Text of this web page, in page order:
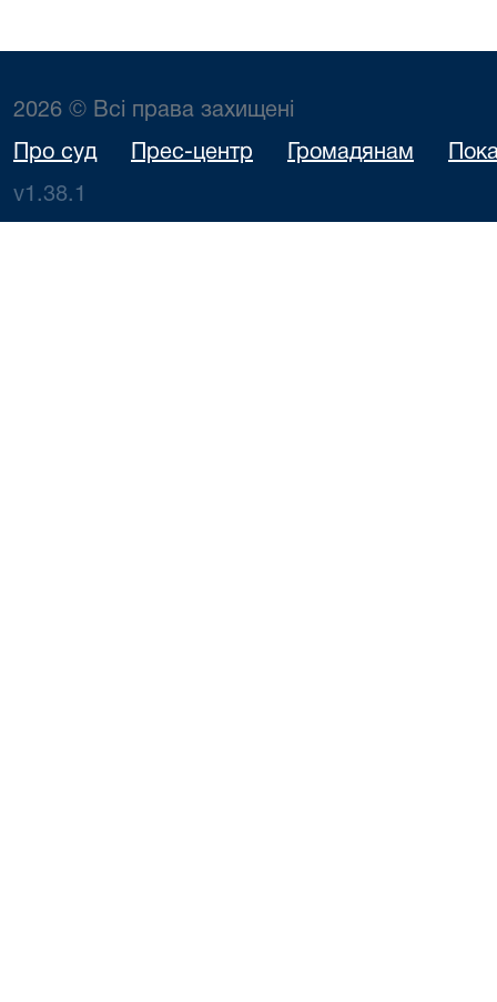
2026 © Всі права захищені
Про суд Прес-центр Громадянам
v1.38.1